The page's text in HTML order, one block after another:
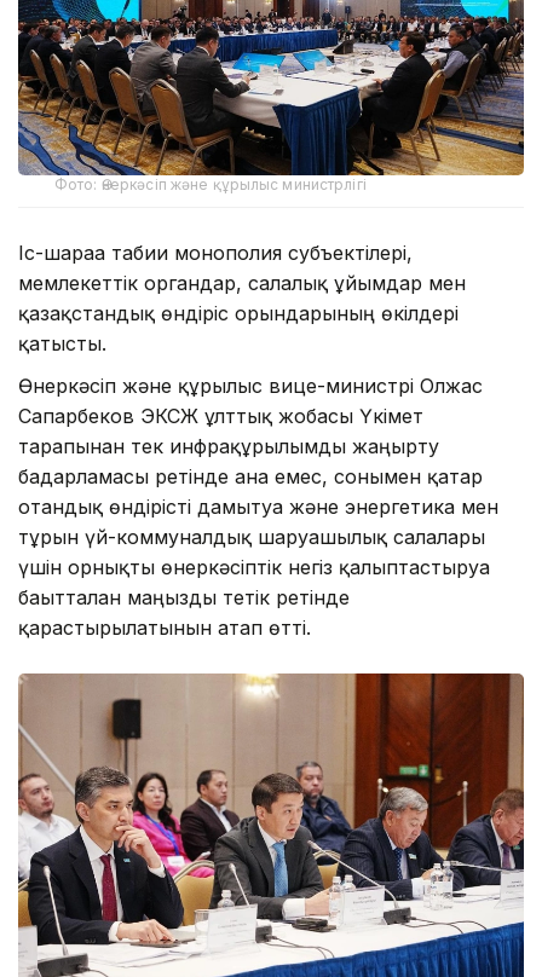
Фото: Өнеркәсіп және құрылыс министрлігі
Іс-шараға табиғи монополия субъектілері,
мемлекеттік органдар, салалық ұйымдар мен
қазақстандық өндіріс орындарының өкілдері
қатысты.
Өнеркәсіп және құрылыс вице-министрі Олжас
Сапарбеков ЭКСЖ ұлттық жобасы Үкімет
тарапынан тек инфрақұрылымды жаңғырту
бағдарламасы ретінде ғана емес, сонымен қатар
отандық өндірісті дамытуға және энергетика мен
тұрғын үй-коммуналдық шаруашылық салалары
үшін орнықты өнеркәсіптік негіз қалыптастыруға
бағытталған маңызды тетік ретінде
қарастырылатынын атап өтті.